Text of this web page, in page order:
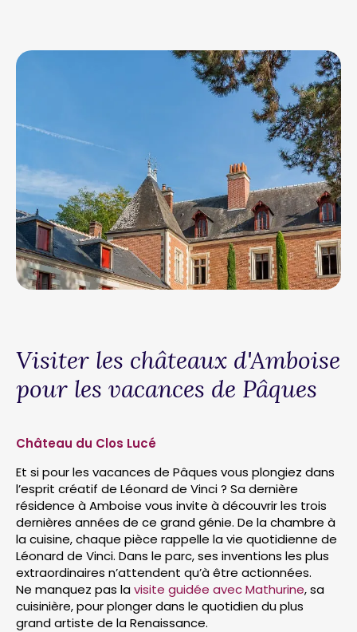
Visiter les châteaux d'Amboise
pour les vacances de Pâques
Château du Clos Lucé
Et si pour les vacances de Pâques vous plongiez dans
l’esprit créatif de Léonard de Vinci ? Sa dernière
résidence à Amboise vous invite à découvrir les trois
dernières années de ce grand génie. De la chambre à
la cuisine, chaque pièce rappelle la vie quotidienne de
Léonard de Vinci. Dans le parc, ses inventions les plus
extraordinaires n’attendent qu’à être actionnées.
Ne manquez pas lavisite guidée avec Mathurine, sa
cuisinière, pour plonger dans le quotidien du plus
grand artiste de la Renaissance.